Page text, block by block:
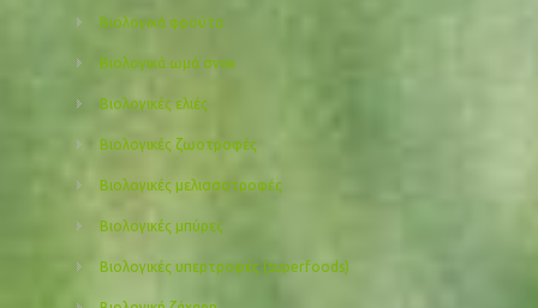
Βιολογικά φρούτα
Βιολογικά ωμά σνακ
Βιολογικές ελιές
Βιολογικές ζωοτροφές
Βιολογικές μελισσοτροφές
Βιολογικές μπύρες
Βιολογικές υπερτροφές (superfoods)